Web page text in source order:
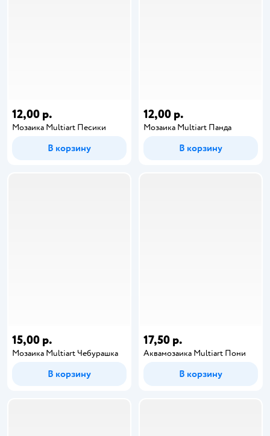
12,00 р.
Мозаика Multiart Песики
В корзину
12,00 р.
Мозаика Multiart Панда
В корзину
15,00 р.
Мозаика Multiart Чебурашка
В корзину
17,50 р.
Аквамозаика Multiart Пони
В корзину